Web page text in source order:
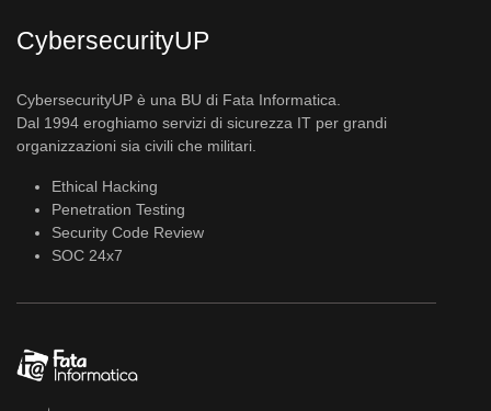
CybersecurityUP
CybersecurityUP è una BU di Fata Informatica.
Dal 1994 eroghiamo servizi di sicurezza IT per grandi
organizzazioni sia civili che militari.
Ethical Hacking
Penetration Testing
Security Code Review
SOC 24x7